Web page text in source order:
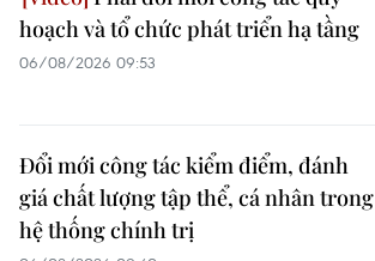
hoạch và tổ chức phát triển hạ tầng
06/08/2026 09:53
Đổi mới công tác kiểm điểm, đánh
giá chất lượng tập thể, cá nhân trong
hệ thống chính trị